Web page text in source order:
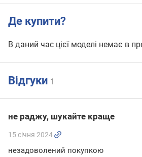
Де купити?
В даний час цієї моделі немає в
Відгуки 1
не раджу, шукайте краще
15 січня 2024
незадоволений покупкою